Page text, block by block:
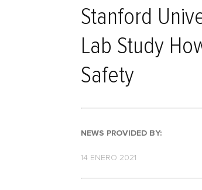
Stanford
Lab Study
Safety
NEWS PROVIDED BY:
14 ENERO 2021